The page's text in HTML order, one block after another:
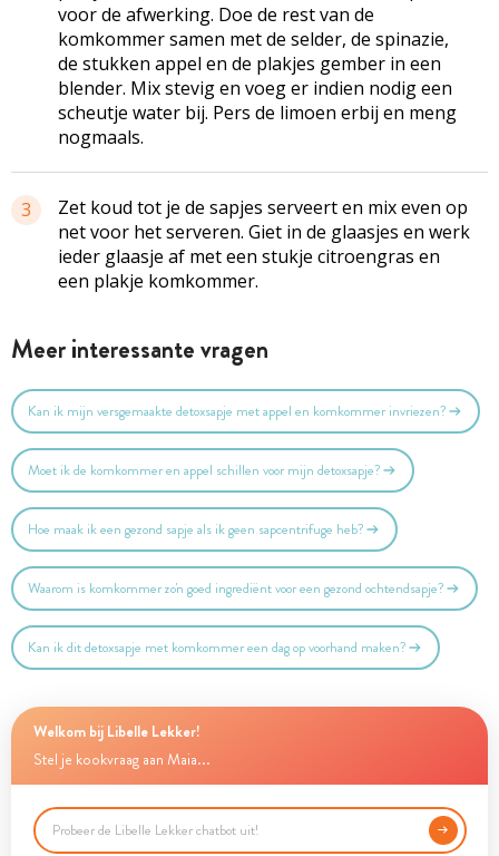
voor de afwerking. Doe de rest van de
komkommer samen met de selder, de spinazie,
de stukken appel en de plakjes gember in een
blender. Mix stevig en voeg er indien nodig een
scheutje water bij. Pers de limoen erbij en meng
nogmaals.
3
Zet koud tot je de sapjes serveert en mix even op
net voor het serveren. Giet in de glaasjes en werk
ieder glaasje af met een stukje citroengras en
een plakje komkommer.
Meer interessante vragen
Kan ik mijn versgemaakte detoxsapje met appel en komkommer invriezen?
Moet ik de komkommer en appel schillen voor mijn detoxsapje?
Hoe maak ik een gezond sapje als ik geen sapcentrifuge heb?
Waarom is komkommer zo'n goed ingrediënt voor een gezond ochtendsapje?
Kan ik dit detoxsapje met komkommer een dag op voorhand maken?
Welkom bij Libelle Lekker!
Stel je kookvraag aan Maia...